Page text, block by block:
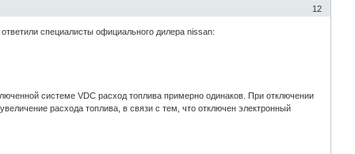
12
специалисты официального дилера nissan:
системе VDC расход топлива примерно одинаков. При отключении
расхода топлива, в связи с тем, что отключен электронный